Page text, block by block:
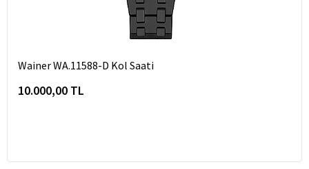
Wainer WA.11588-D Kol Saati
10.000,00 TL